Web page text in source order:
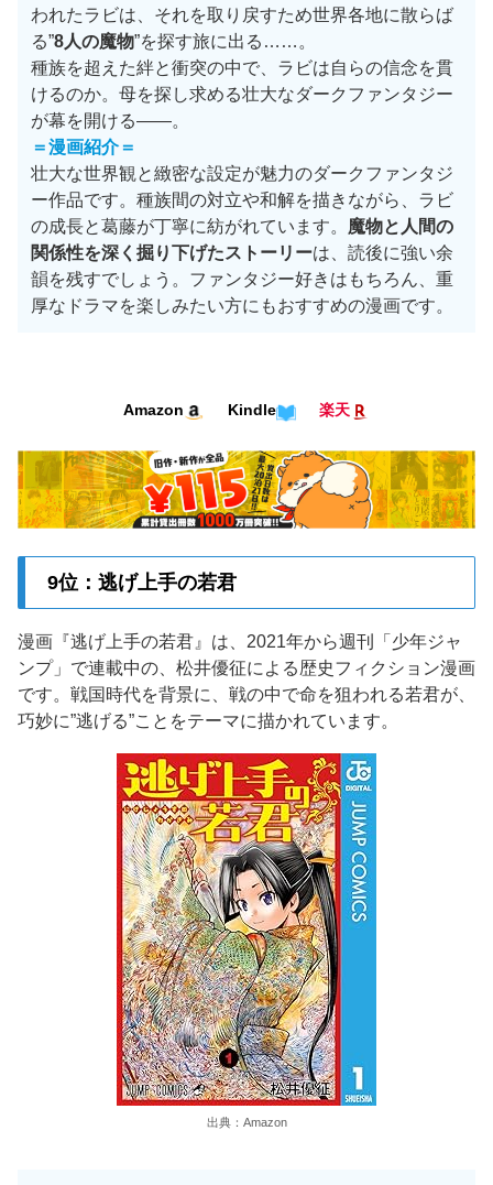
われたラビは、それを取り戻すため世界各地に散らば
る”8人の魔物”を探す旅に出る……。
種族を超えた絆と衝突の中で、ラビは自らの信念を貫
けるのか。母を探し求める壮大なダークファンタジー
が幕を開ける——。
＝漫画紹介＝
壮大な世界観と緻密な設定が魅力のダークファンタジ
ー作品です。種族間の対立や和解を描きながら、ラビ
の成長と葛藤が丁寧に紡がれています。 魔物と人間の
関係性を深く掘り下げたストーリーは、読後に強い余
韻を残すでしょう。ファンタジー好きはもちろん、重
厚なドラマを楽しみたい方にもおすすめの漫画です。
Amazon Kindle 楽天
9位：逃げ上手の若君
漫画『逃げ上手の若君』は、2021年から週刊「少年ジャ
ンプ」で連載中の、松井優征による歴史フィクション漫画
です。戦国時代を背景に、戦の中で命を狙われる若君が、
巧妙に”逃げる”ことをテーマに描かれています。
出典：Amazon